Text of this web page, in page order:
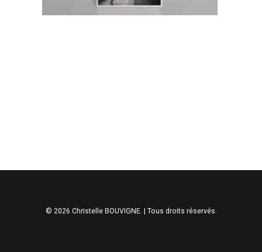
© 2026 Christelle BOUVIGNE. | Tous droits réservés.